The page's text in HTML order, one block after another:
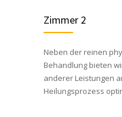
Zimmer 2
Neben der reinen
Behandlung bieten
anderer Leistungen
Heilungsprozess